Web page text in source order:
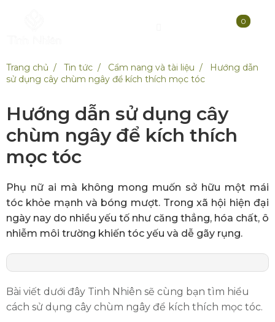
0
Trang chủ Tin tức Cẩm nang và tài liệu
Hướng dẫn
sử dụng cây chùm ngây để kích thích mọc tóc
Hướng dẫn sử dụng cây
chùm ngây để kích thích
mọc tóc
Phụ nữ ai mà không mong muốn sở hữu một mái
tóc khỏe mạnh và bóng mượt. Trong xã hội hiện đại
ngày nay do nhiều yếu tố như căng thẳng, hóa chất, ô
nhiễm môi trường khiến tóc yếu và dễ gãy rụng.
Bài viết dưới đây Tinh Nhiên sẽ cùng bạn tìm hiểu
cách sử dụng cây chùm ngây để kích thích mọc tóc.